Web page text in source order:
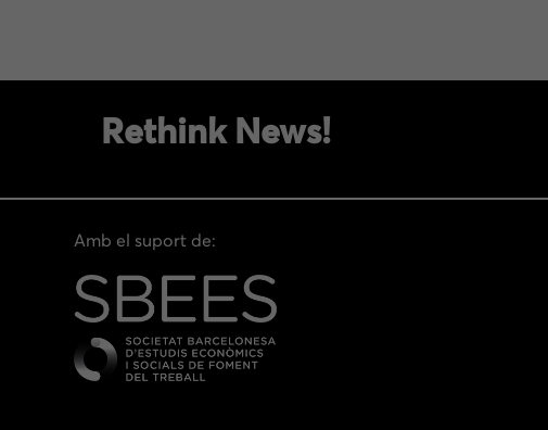
Rethink News!
Amb el suport de: